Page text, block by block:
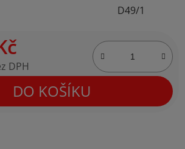
D49/1
DPH
DO KOŠÍKU